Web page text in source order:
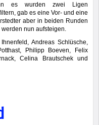
es wurden zwei Ligen
gab es eine Vor- und eine
aber in beiden Runden
nun aufsteigen.
Andreas Schlüsche,
Philipp Boeven, Felix
Celina Brautschek und